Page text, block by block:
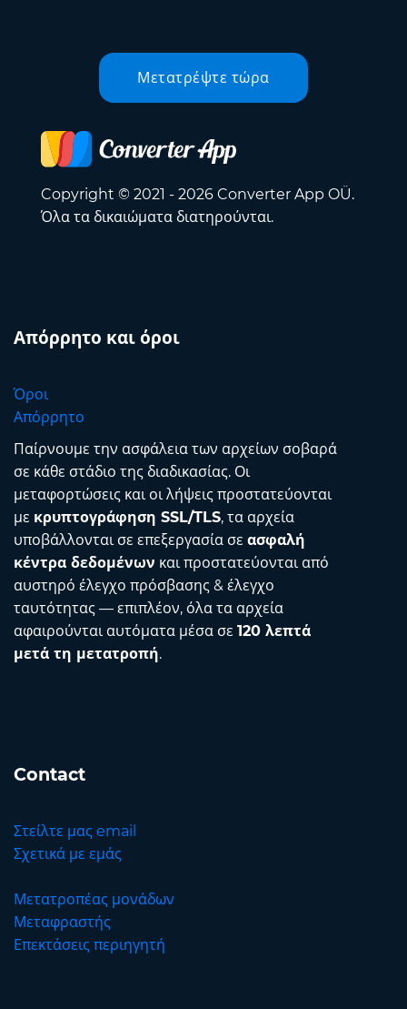
Μετατρέψτε τώρα
Copyright © 2021 - 2026 Converter App OÜ.
Όλα τα δικαιώματα διατηρούνται.
Απόρρητο και όροι
Όροι
Απόρρητο
Παίρνουμε την ασφάλεια των αρχείων σοβαρά
σε κάθε στάδιο της διαδικασίας. Οι
μεταφορτώσεις και οι λήψεις προστατεύονται
με κρυπτογράφηση SSL/TLS, τα αρχεία
υποβάλλονται σε επεξεργασία σε ασφαλή
κέντρα δεδομένων και προστατεύονται από
αυστηρό έλεγχο πρόσβασης & έλεγχο
ταυτότητας — επιπλέον, όλα τα αρχεία
αφαιρούνται αυτόματα μέσα σε 120 λεπτά
μετά τη μετατροπή.
Contact
Στείλτε μας email
Σχετικά με εμάς
Μετατροπέας μονάδων
Μεταφραστής
Επεκτάσεις περιηγητή